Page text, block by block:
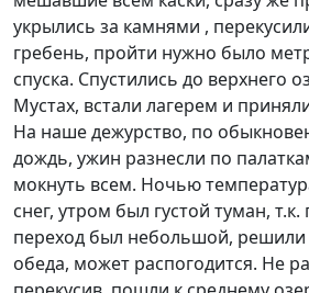
укрылись за камнями ,
гребень, пройти нужно было
спуска. Спустились до верхнего
Мустах, встали лагерем и
На наше дежурство, по
дождь, ужин разнесли по
мокнуть всем. Ночью
снег, утром был густой туман,
переход был небольшой, решили
обеда, может распогодится. Не